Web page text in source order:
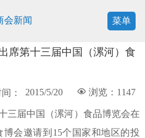
会新闻 菜单
席第十三届中国（漯河）食
 浏览：1147
： 2015/5/20
届中国（漯河）食品博览会在
会邀请到15个国家和地区的投